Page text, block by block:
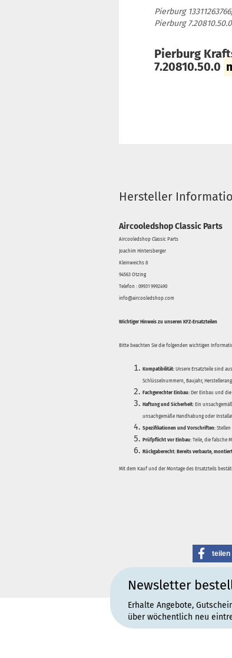
Pierburg
Pierburg
Pierburg
7.20810.50.0
Hersteller
Aircooledshop Classic Parts
Aircooledshop Classic Parts
Joachim Hintersberger
Kleinweichs 8
94563 Otzing
Telefon : 09931 9992490
info@aircooledshop.com
Wichtiger Hinweis zu unseren KFZ-Ersatzteilen
Bitte beachten Sie die folgenden wichtigen
Kompatibilität: Unsere Ersatzteile sind
Schlüsselnummern, Baujahr,
Fachgerechter Einbau: Der Einbau und
Haftung und Sicherheit: Ein
unsachgemäße Handhabung oder
Spezifikationen und Vorschriften: Stellen
Prüfpflicht vor Einbau: Teile, die falsche
Rückgaberecht: Bereits verbaute,
Mit dem Kauf und der Montage des Ersatzteils
teilen
Newsletter
Erhalte Angebote,
über wöchentlich neu